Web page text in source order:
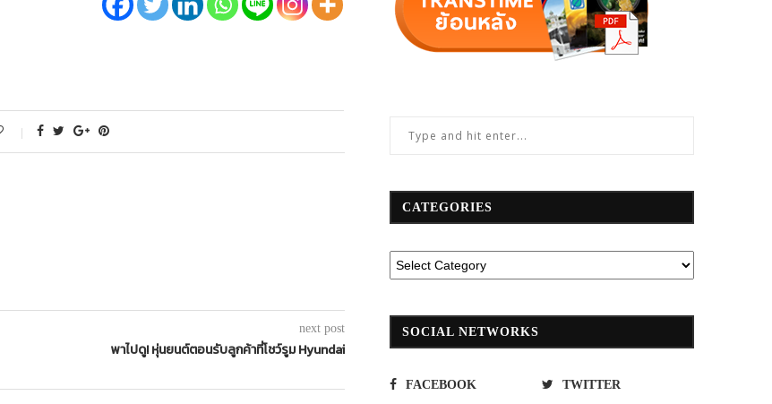
next post
พาไปดู! หุ่นยนต์ตอนรับลูกค้าที่โชว์รูม Hyundai
CATEGORIES
SOCIAL NETWORKS
FACEBOOK TWITTER